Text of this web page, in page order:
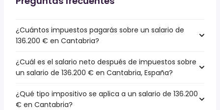
¿Cuántos impuestos pagarás sobre un salario de
136.200 € en Cantabria?
¿Cuál es el salario neto después de impuestos sobre
un salario de 136.200 € en Cantabria, España?
¿Qué tipo impositivo se aplica a un salario de 136.200
€ en Cantabria?